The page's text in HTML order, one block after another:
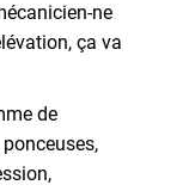
ne
ça va
de